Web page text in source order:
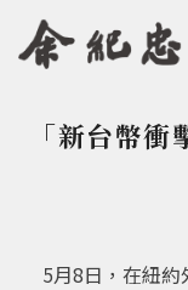
您在這裡
「新台幣
5月8日，在紐約